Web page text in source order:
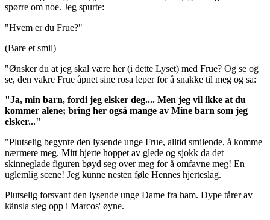
spørre om noe. Jeg spurte:
"Hvem er du Frue?"
(Bare et smil)
"Ønsker du at jeg skal være her (i dette Lyset) med Frue? Og se og
se, den vakre Frue åpnet sine rosa leper for å snakke til meg og sa:
"Ja, min barn, fordi jeg elsker deg.... Men jeg vil ikke at du
kommer alene; bring her også mange av Mine barn som jeg
elsker..."
"Plutselig begynte den lysende unge Frue, alltid smilende, å komme
nærmere meg. Mitt hjerte hoppet av glede og sjokk da det
skinneglade figuren bøyd seg over meg for å omfavne meg! En
uglemlig scene! Jeg kunne nesten føle Hennes hjerteslag.
Plutselig forsvant den lysende unge Dame fra ham. Dype tårer av
känsla steg opp i Marcos' øyne.